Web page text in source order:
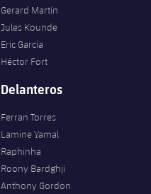
Gerard Martín
Jules Kounde
Eric García
Héctor Fort
Delanteros
Ferran Torres
Lamine Yamal
Raphinha
Roony Bardghji
Anthony Gordon